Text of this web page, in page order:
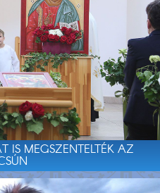
IS MEGSZENTELTÉK AZ